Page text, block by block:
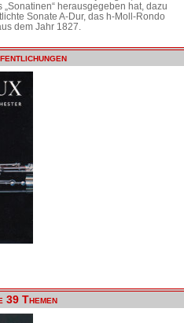
herausgegeben hat, dazu
Sonate A-Dur, das h-Moll-Rondo
dem Jahr 1827.
39 Themen